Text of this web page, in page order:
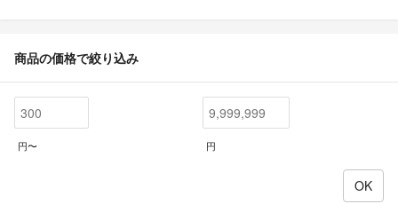
商品の価格で絞り込み
円〜 円